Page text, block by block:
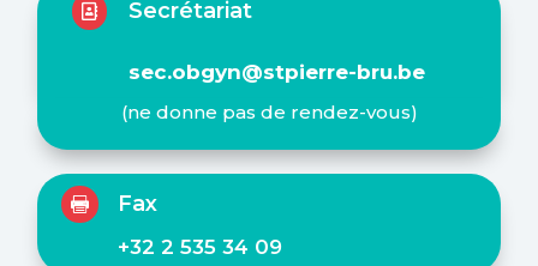
 Secrétariat
sec.obgyn@stpierre-bru.be
(ne donne pas de rendez-vous)
 Fax
+32 2 535 34 09